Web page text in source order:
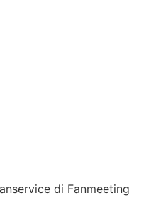
di Fanmeeting